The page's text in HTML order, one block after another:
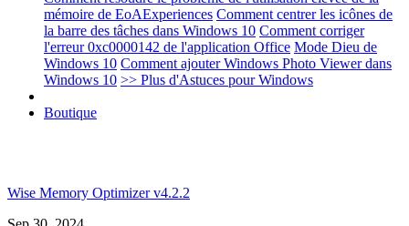
mémoire de EoAExperiences Comment centrer les icônes de
la barre des tâches dans Windows 10 Comment corriger
l'erreur 0xc0000142 de l'application Office Mode Dieu de
Windows 10 Comment ajouter Windows Photo Viewer dans
Windows 10 >> Plus d'Astuces pour Windows
Boutique
Wise Memory Optimizer v4.2.2